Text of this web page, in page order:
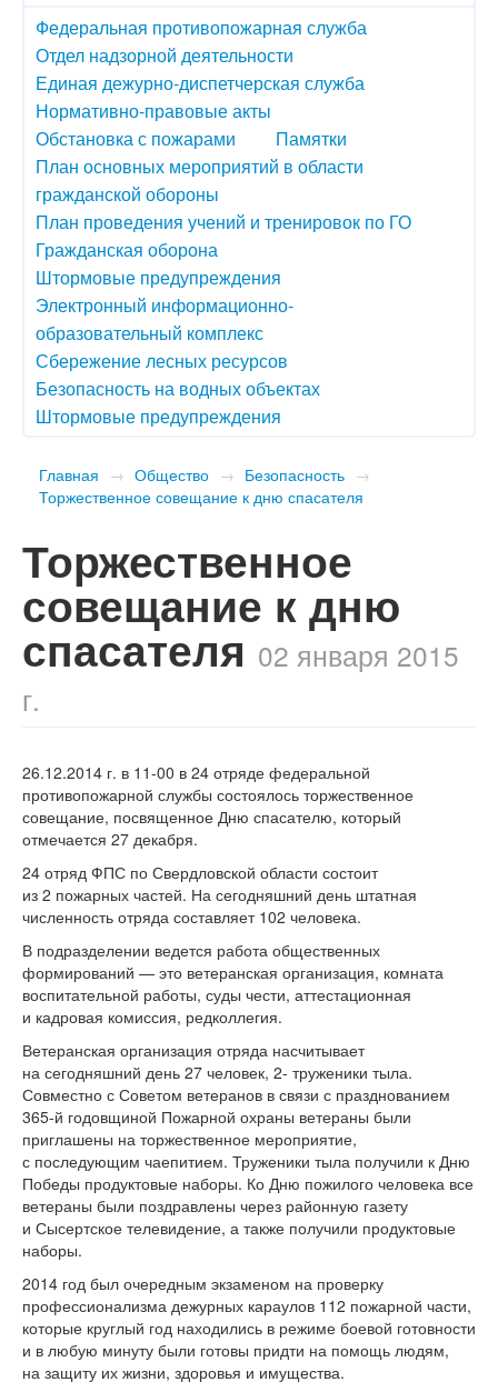
Федеральная противопожарная служба
Отдел надзорной деятельности
Единая дежурно-диспетчерская служба
Нормативно-правовые акты
Обстановка с пожарами
Памятки
План основных мероприятий в области
гражданской обороны
План проведения учений и тренировок по ГО
Гражданская оборона
Штормовые предупреждения
Электронный информационно-
образовательный комплекс
Сбережение лесных ресурсов
Безопасность на водных объектах
Штормовые предупреждения
Главная → Общество → Безопасность →
Торжественное совещание к дню спасателя
Торжественное
совещание к дню
спасателя 02 января 2015
г.
26.12.2014 г. в 11-00 в 24 отряде федеральной
противопожарной службы состоялось торжественное
совещание, посвященное Дню спасателю, который
отмечается 27 декабря.
24 отряд ФПС по Свердловской области состоит
из 2 пожарных частей. На сегодняшний день штатная
численность отряда составляет 102 человека.
В подразделении ведется работа общественных
формирований — это ветеранская организация, комната
воспитательной работы, суды чести, аттестационная
и кадровая комиссия, редколлегия.
Ветеранская организация отряда насчитывает
на сегодняшний день 27 человек, 2- труженики тыла.
Совместно с Советом ветеранов в связи с празднованием
365-й годовщиной Пожарной охраны ветераны были
приглашены на торжественное мероприятие,
с последующим чаепитием. Труженики тыла получили к Дню
Победы продуктовые наборы. Ко Дню пожилого человека все
ветераны были поздравлены через районную газету
и Сысертское телевидение, а также получили продуктовые
наборы.
2014 год был очередным экзаменом на проверку
профессионализма дежурных караулов 112 пожарной части,
которые круглый год находились в режиме боевой готовности
и в любую минуту были готовы придти на помощь людям,
на защиту их жизни, здоровья и имущества.